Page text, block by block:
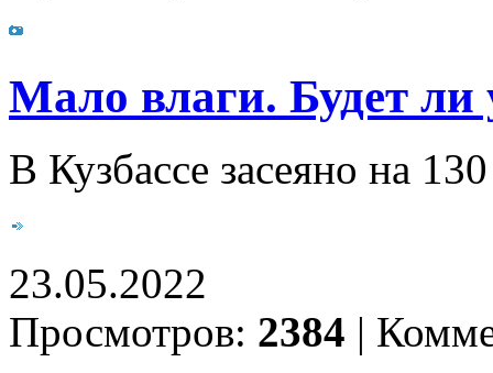
Мало влаги. Будет ли
В Кузбассе засеяно на
23.05.2022
Просмотров: 2384 |